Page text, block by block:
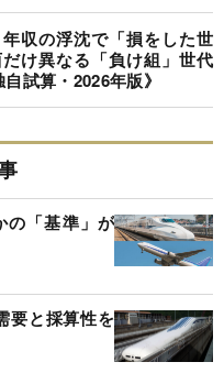
収の浮沈で「損をした世
け異なる「負け組」世代
試算・2026年版》
の「基準」が
要と採算性を